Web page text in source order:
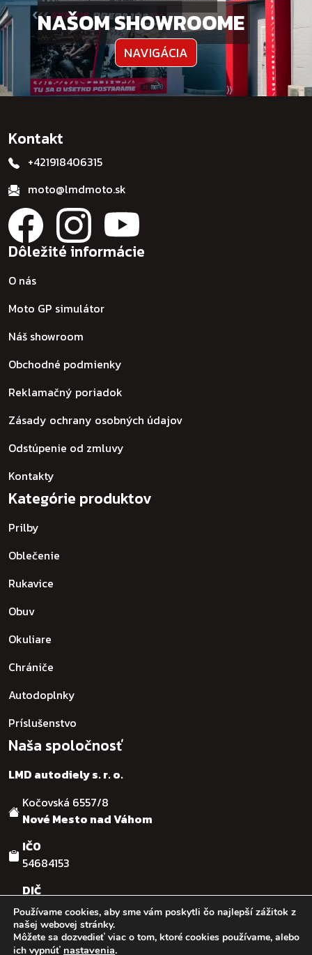
NAŠOM SHOWROOME
NAVIGÁCIA
Kontakt
+421918406315
moto@lmdmoto.sk
Dôležité informácie
O nás
Moto GP simulátor
Náš showroom
Obchodné podmienky
Reklamačný poriadok
Zásady ochrany osobných údajov
Odstúpenie od zmluvy
Kontakty
Kategórie produktov
Prilby
Oblečenie
Rukavice
Obuv
Okuliare
Chrániče
Autodoplnky
Príslušenstvo
Naša spoločnosť
LMD autodiely s. r. o.
Kočovská 6557/8
Nové Mesto nad Váhom
IČO
54684153
DIČ
SK2121755482
© :: 2026:: LMD autodiely s.r.o. :: Design & code by:Ľuboš
Používame cookies, aby sme vám poskytli čo najlepší zážitok z
našej webovej stránky.
Môžete sa dozvedieť viac o tom, ktoré cookies používame, alebo
ich vypnúť nastavenia.